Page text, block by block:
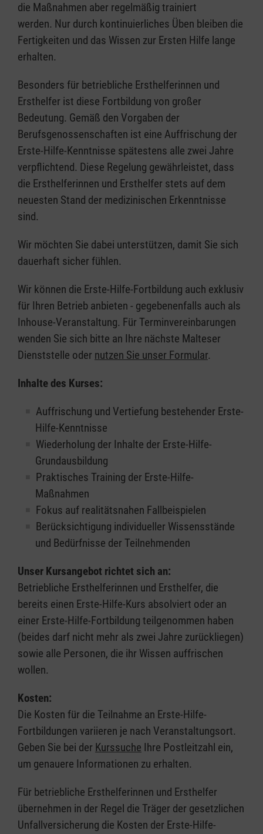
die Maßnahmen aber regelmäßig trainiert
werden. Nur durch kontinuierliches Üben bleiben die
Fertigkeiten und das Wissen zur Ersten Hilfe lange
erhalten.
Besonders für betriebliche Ersthelferinnen und
Ersthelfer ist diese Fortbildung von großer
Bedeutung. Gemäß den Vorgaben der
Berufsgenossenschaften ist eine Auffrischung der
Erste-Hilfe-Kenntnisse spätestens alle zwei Jahre
verpflichtend. Diese Regelung gewährleistet, dass
die Ersthelferinnen und Ersthelfer stets auf dem
neuesten Stand der medizinischen Erkenntnisse
sind.
Wir möchten Sie dabei unterstützen, damit Sie sich
dauerhaft sicher fühlen.
Wir können die Erste-Hilfe-Fortbildung auch exklusiv
für Ihren Betrieb anbieten - gegebenenfalls auch als
Inhouse-Veranstaltung. Für Terminvereinbarungen
wenden Sie sich bitte an Ihre nächste Malteser
Dienststelle oder nutzen Sie unser Formular.
Inhalte des Kurses:
Auffrischung und Vertiefung bestehender Erste-
Hilfe-Kenntnisse
Wiederholung der Inhalte der Erste-Hilfe-
Grundausbildung
Praktisches Training der Erste-Hilfe-
Maßnahmen
Fokus auf realitätsnahen Fallbeispielen
Berücksichtigung individueller Wissensstände
und Bedürfnisse der Teilnehmenden
Unser Kursangebot richtet sich an:
Betriebliche Ersthelferinnen und Ersthelfer, die
bereits einen Erste-Hilfe-Kurs absolviert oder an
einer Erste-Hilfe-Fortbildung teilgenommen haben
(beides darf nicht mehr als zwei Jahre zurückliegen)
sowie alle Personen, die ihr Wissen auffrischen
wollen.
Kosten:
Die Kosten für die Teilnahme an Erste-Hilfe-
Fortbildungen variieren je nach Veranstaltungsort.
Geben Sie bei der Kurssuche Ihre Postleitzahl ein,
um genauere Informationen zu erhalten.
Für betriebliche Ersthelferinnen und Ersthelfer
übernehmen in der Regel die Träger der gesetzlichen
Unfallversicherung die Kosten der Erste-Hilfe-